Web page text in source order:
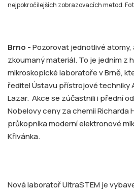
nejpokročilejších zobrazovacích metod.
Brno -Pozorovat jednotlivé
zkoumaný materiál. To je jedním z
mikroskopické laboratoře v Brně,
ředitel Ústavu přístrojové techniky
Lazar. Akce se zúčastnili i přední
Nobelovy ceny za chemii Richarda
průkopníka moderní elektronové
Křivánka.
Nová laboratoř UltraSTEM je